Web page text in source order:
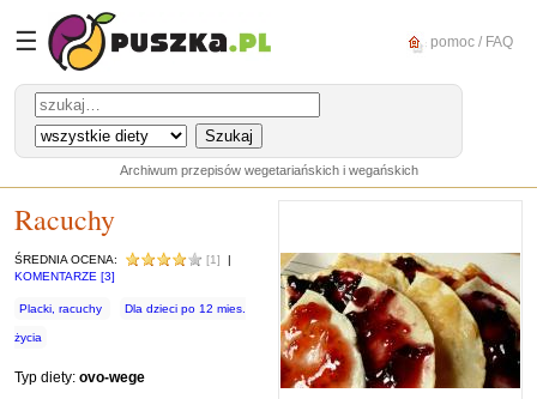
☰ pomoc / FAQ
Archiwum przepisów wegetariańskich i wegańskich
Racuchy
ŚREDNIA OCENA: [1]
|
KOMENTARZE [3]
Placki, racuchy Dla dzieci po 12 mies.
życia
Typ diety: ovo-wege